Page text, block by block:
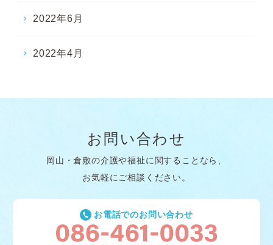
2022年6月
2022年4月
お問い合わせ
岡山・倉敷の介護や福祉に関することなら、
お気軽にご相談ください。
お電話でのお問い合わせ